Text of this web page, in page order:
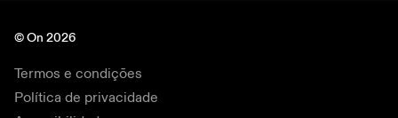
© On 2026
Termos e condições
Política de privacidade